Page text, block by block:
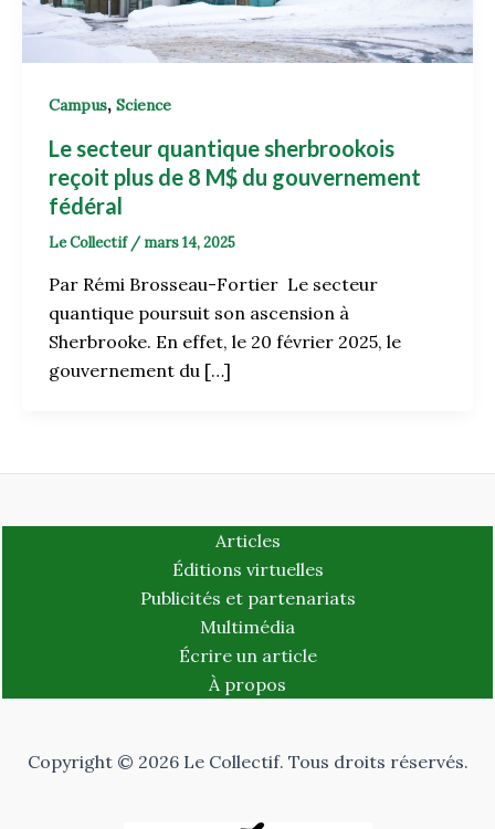
Campus, Science
Le secteur quantique sherbrookois
reçoit plus de 8 M$ du gouvernement
fédéral
Le Collectif / mars 14, 2025
Par Rémi Brosseau-Fortier Le secteur
quantique poursuit son ascension à
Sherbrooke. En effet, le 20 février 2025, le
gouvernement du […]
Articles
Éditions virtuelles
Publicités et partenariats
Multimédia
Écrire un article
À propos
Copyright © 2026 Le Collectif. Tous droits réservés.